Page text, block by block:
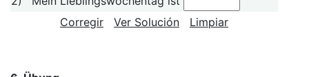
Corregir
Ver Solución Limpiar